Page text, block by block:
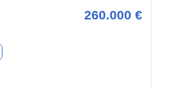
260.000 €